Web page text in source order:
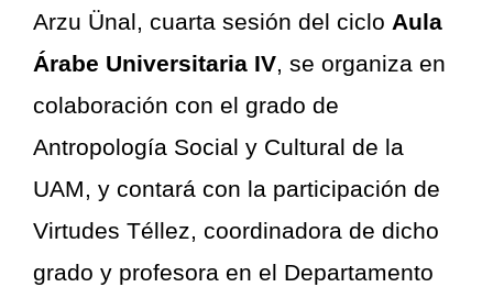
Arzu Ünal, cuarta sesión del ciclo Aula
Árabe Universitaria IV, se organiza en
colaboración con el grado de
Antropología Social y Cultural de la
UAM, y contará con la participación de
Virtudes Téllez, coordinadora de dicho
grado y profesora en el Departamento